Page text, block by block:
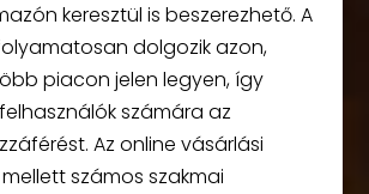
keresztül is beszerezhető. A
dolgozik azon,
piacon jelen legyen, így
számára az
Az online vásárlási
számos szakmai